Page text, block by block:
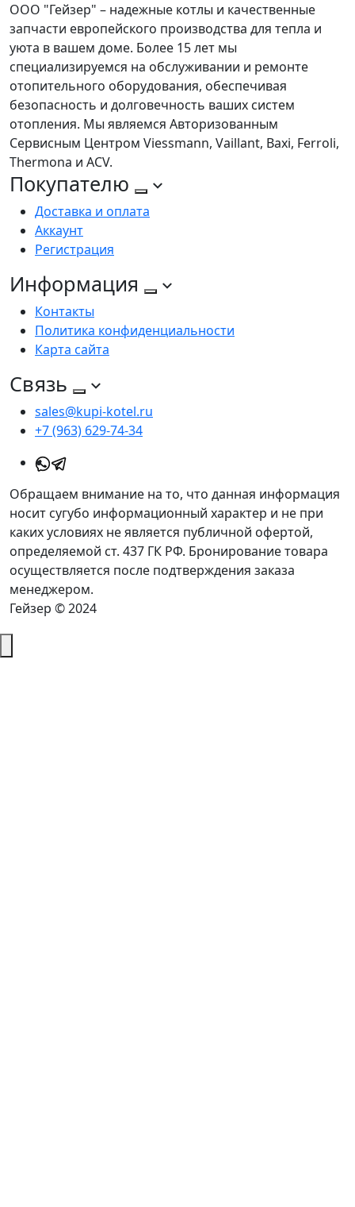
ООО "Гейзер" – надежные котлы и качественные
запчасти европейского производства для тепла и
уюта в вашем доме. Более 15 лет мы
специализируемся на обслуживании и ремонте
отопительного оборудования, обеспечивая
безопасность и долговечность ваших систем
отопления. Мы являемся Авторизованным
Сервисным Центром Viessmann, Vaillant, Baxi, Ferroli,
Thermona и ACV.
Покупателю
Доставка и оплата
Аккаунт
Регистрация
Информация
Контакты
Политика конфиденциальности
Карта сайта
Связь
sales@kupi-kotel.ru
+7 (963) 629-74-34
Обращаем внимание на то, что данная информация
носит сугубо информационный характер и не при
каких условиях не является публичной офертой,
определяемой ст. 437 ГК РФ. Бронирование товара
осуществляется после подтверждения заказа
менеджером.
Гейзер © 2024